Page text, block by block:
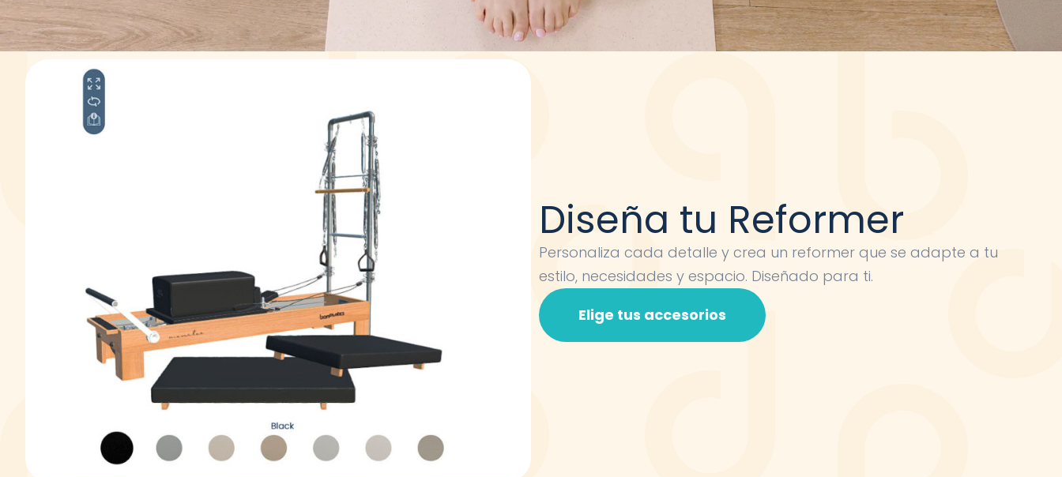
Diseña tu Reformer
Personaliza cada detalle y crea un reformer que se adapte a tu
estilo, necesidades y espacio. Diseñado para ti.
Elige tus accesorios